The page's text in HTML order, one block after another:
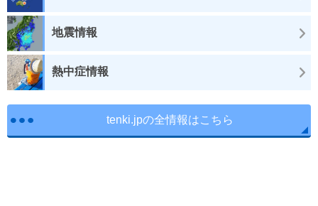
地震情報
熱中症情報
tenki.jpの全情報はこちら